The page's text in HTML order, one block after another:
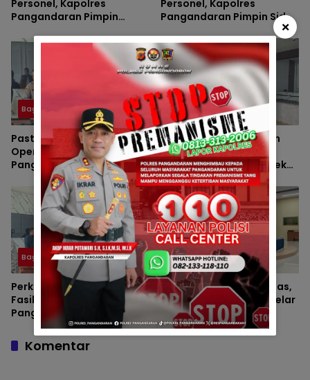
Personel, Kapolres
Pangandaran Pimpin
Senjata Api
Personel, Kapolres
Pangandaran Pimpin Sidak
Bagren
Pastikan Kesiapsiagaan
Operasional, Polres
Pangandaran Gelar
Inspeksi Kelayakan Senpi
Dinas
Bagren
Tingkatkan Disiplin dan
Pengawasan, Baglog
Polres Pangandaran Cek
Senjata Api Anggota
Bagren
Perkuat Akuntabilitas
Fasilitas Dinas, Polres
Pangandaran Gelar
Pemeriksaan Senpi Berkala
Bagren
Gandeng Dai Kamtibmas,
Polres Pangandaran Gelar
Pembinaan Rohani di
Auditorium Utama
Komentar
×